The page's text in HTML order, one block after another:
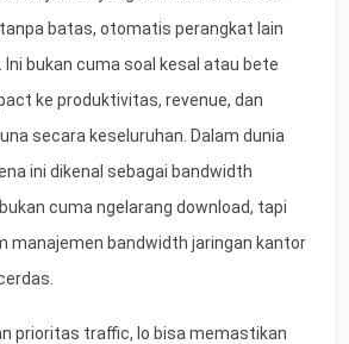
batas, otomatis perangkat lain
Ini bukan cuma soal kesal atau bete
ke produktivitas, revenue, dan
secara keseluruhan. Dalam dunia
ini dikenal sebagai bandwidth
cuma ngelarang download, tapi
manajemen bandwidth jaringan kantor
prioritas traffic, lo bisa memastikan